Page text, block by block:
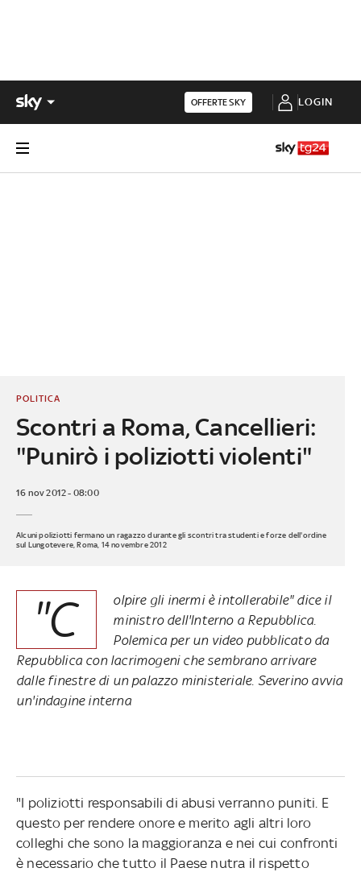
OFFERTE SKY LOGIN
Scontri a Roma, Cancellieri:
"Punirò i poliziotti violenti"
POLITICA
16 nov 2012 - 08:00
Alcuni poliziotti fermano un ragazzo durante gli scontri tra studenti e forze dell'ordine
sul Lungotevere, Roma, 14 novembre 2012
"C
olpire gli inermi è intollerabile" dice il
ministro dell'Interno a Repubblica.
Polemica per un video pubblicato da
Repubblicacon lacrimogeni che sembrano arrivare
dalle finestre di un palazzo ministeriale. Severino avvia
un'indagine interna
"I poliziotti responsabili di abusi verranno puniti. E
questo per rendere onore e merito agli altri loro
colleghi che sono la maggioranza e nei cui confronti
è necessario che tutto il Paese nutra il rispetto